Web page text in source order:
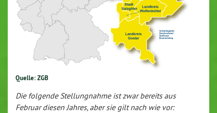
Quelle: ZGB
Die folgende Stellungnahme ist zwar bereits aus
Februar diesen Jahres, aber sie gilt nach wie vor: